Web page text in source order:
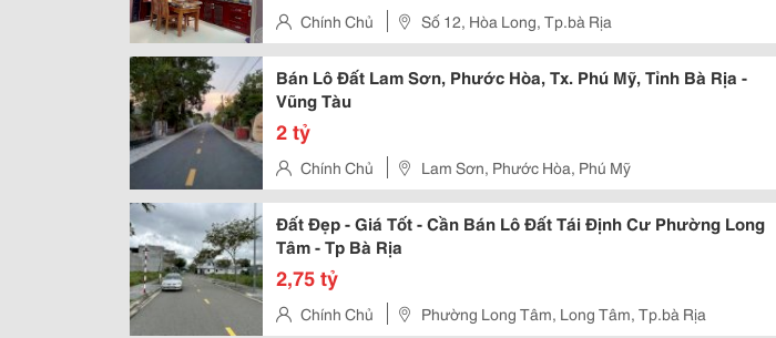
Chính Chủ Số 12, Hòa Long, Tp.bà Rịa
Bán Lô Đất Lam Sơn, Phước Hòa, Tx. Phú Mỹ, Tỉnh Bà Rịa -
Vũng Tàu
2 tỷ
Chính Chủ Lam Sơn, Phước Hòa, Phú Mỹ
Đất Đẹp - Giá Tốt - Cần Bán Lô Đất Tái Định Cư Phường Long
Tâm - Tp Bà Rịa
2,75 tỷ
Chính Chủ Phường Long Tâm, Long Tâm, Tp.bà Rịa